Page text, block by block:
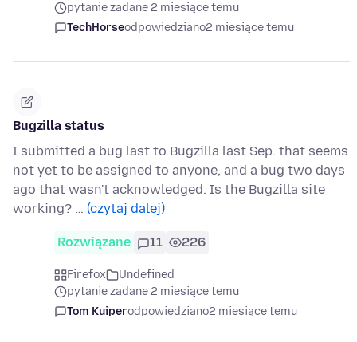
pytanie zadane 2 miesiące temu
TechHorseodpowiedziano2 miesiące temu
Bugzilla status
I submitted a bug last to Bugzilla last Sep. that seems
not yet to be assigned to anyone, and a bug two days
ago that wasn't acknowledged. Is the Bugzilla site
working? … (czytaj dalej)
Rozwiązane 11 226
Firefox
Undefined
pytanie zadane 2 miesiące temu
Tom Kuiperodpowiedziano2 miesiące temu